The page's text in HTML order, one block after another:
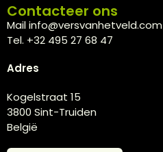
Contacteer ons
Mail info@versvanhetveld.com
Tel. +32 495 27 68 47
Adres
Kogelstraat 15
3800 Sint-Truiden
België